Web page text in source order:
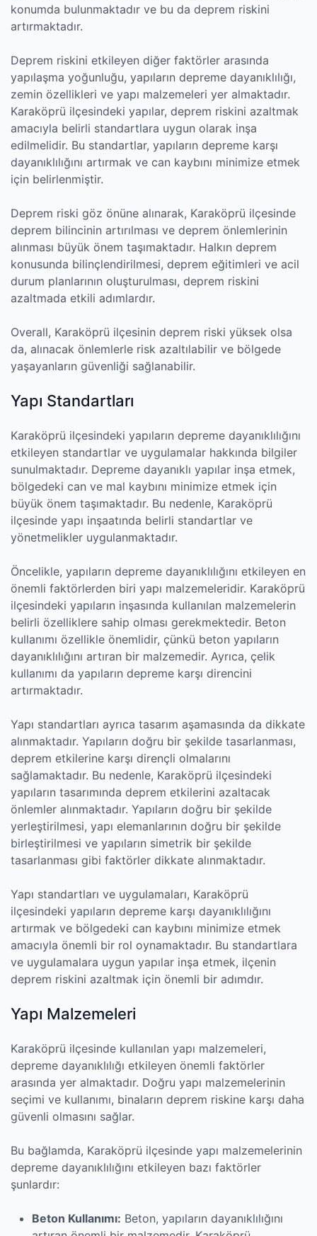
konumda bulunmaktadır ve bu da deprem riskini
artırmaktadır.
Deprem riskini etkileyen diğer faktörler arasında
yapılaşma yoğunluğu, yapıların depreme dayanıklılığı,
zemin özellikleri ve yapı malzemeleri yer almaktadır.
Karaköprü ilçesindeki yapılar, deprem riskini azaltmak
amacıyla belirli standartlara uygun olarak inşa
edilmelidir. Bu standartlar, yapıların depreme karşı
dayanıklılığını artırmak ve can kaybını minimize etmek
için belirlenmiştir.
Deprem riski göz önüne alınarak, Karaköprü ilçesinde
deprem bilincinin artırılması ve deprem önlemlerinin
alınması büyük önem taşımaktadır. Halkın deprem
konusunda bilinçlendirilmesi, deprem eğitimleri ve acil
durum planlarının oluşturulması, deprem riskini
azaltmada etkili adımlardır.
Overall, Karaköprü ilçesinin deprem riski yüksek olsa
da, alınacak önlemlerle risk azaltılabilir ve bölgede
yaşayanların güvenliği sağlanabilir.
Yapı Standartları
Karaköprü ilçesindeki yapıların depreme dayanıklılığını
etkileyen standartlar ve uygulamalar hakkında bilgiler
sunulmaktadır. Depreme dayanıklı yapılar inşa etmek,
bölgedeki can ve mal kaybını minimize etmek için
büyük önem taşımaktadır. Bu nedenle, Karaköprü
ilçesinde yapı inşaatında belirli standartlar ve
yönetmelikler uygulanmaktadır.
Öncelikle, yapıların depreme dayanıklılığını etkileyen en
önemli faktörlerden biri yapı malzemeleridir. Karaköprü
ilçesindeki yapıların inşasında kullanılan malzemelerin
belirli özelliklere sahip olması gerekmektedir. Beton
kullanımı özellikle önemlidir, çünkü beton yapıların
dayanıklılığını artıran bir malzemedir. Ayrıca, çelik
kullanımı da yapıların depreme karşı direncini
artırmaktadır.
Yapı standartları ayrıca tasarım aşamasında da dikkate
alınmaktadır. Yapıların doğru bir şekilde tasarlanması,
deprem etkilerine karşı dirençli olmalarını
sağlamaktadır. Bu nedenle, Karaköprü ilçesindeki
yapıların tasarımında deprem etkilerini azaltacak
önlemler alınmaktadır. Yapıların doğru bir şekilde
yerleştirilmesi, yapı elemanlarının doğru bir şekilde
birleştirilmesi ve yapıların simetrik bir şekilde
tasarlanması gibi faktörler dikkate alınmaktadır.
Yapı standartları ve uygulamaları, Karaköprü
ilçesindeki yapıların depreme karşı dayanıklılığını
artırmak ve bölgedeki can kaybını minimize etmek
amacıyla önemli bir rol oynamaktadır. Bu standartlara
ve uygulamalara uygun yapılar inşa etmek, ilçenin
deprem riskini azaltmak için önemli bir adımdır.
Yapı Malzemeleri
Karaköprü ilçesinde kullanılan yapı malzemeleri,
depreme dayanıklılığı etkileyen önemli faktörler
arasında yer almaktadır. Doğru yapı malzemelerinin
seçimi ve kullanımı, binaların deprem riskine karşı daha
güvenli olmasını sağlar.
Bu bağlamda, Karaköprü ilçesinde yapı malzemelerinin
depreme dayanıklılığını etkileyen bazı faktörler
şunlardır:
Beton Kullanımı: Beton, yapıların dayanıklılığını